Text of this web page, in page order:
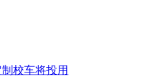
校车将投用